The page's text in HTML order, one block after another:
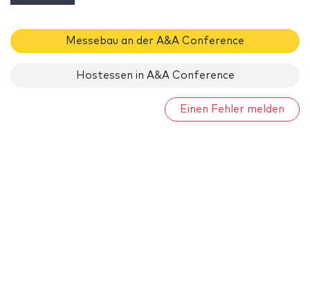
Messebau an der A&A Conference
Hostessen in A&A Conference
Einen Fehler melden